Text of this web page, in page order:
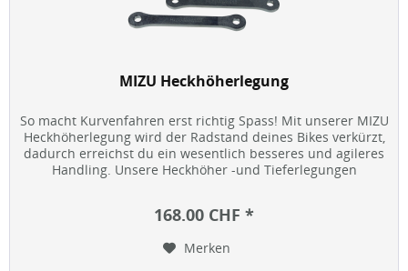
MIZU Heckhöherlegung
So macht Kurvenfahren erst richtig Spass! Mit unserer MIZU
Heckhöherlegung wird der Radstand deines Bikes verkürzt,
dadurch erreichst du ein wesentlich besseres und agileres
Handling. Unsere Heckhöher -und Tieferlegungen
168.00 CHF *
Merken